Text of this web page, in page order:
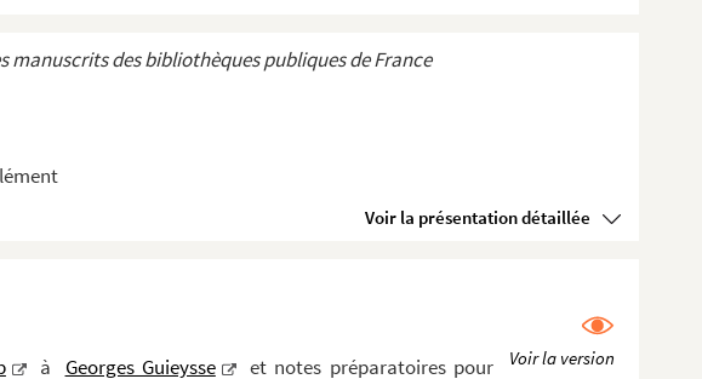
manuscrits des bibliothèques publiques de France
Voir la présentation détaillée
à Georges Guieysse
et notes préparatoires pour